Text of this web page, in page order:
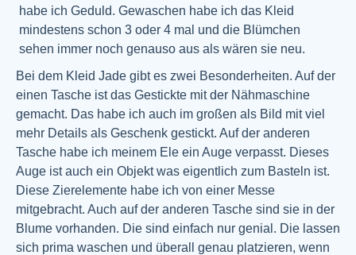
habe ich Geduld. Gewaschen habe ich das Kleid
mindestens schon 3 oder 4 mal und die Blümchen
sehen immer noch genauso aus als wären sie neu.
Bei dem Kleid Jade gibt es zwei Besonderheiten. Auf der
einen Tasche ist das Gestickte mit der Nähmaschine
gemacht. Das habe ich auch im großen als Bild mit viel
mehr Details als Geschenk gestickt. Auf der anderen
Tasche habe ich meinem Ele ein Auge verpasst. Dieses
Auge ist auch ein Objekt was eigentlich zum Basteln ist.
Diese Zierelemente habe ich von einer Messe
mitgebracht. Auch auf der anderen Tasche sind sie in der
Blume vorhanden. Die sind einfach nur genial. Die lassen
sich prima waschen und überall genau platzieren, wenn